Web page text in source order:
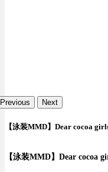
Previous Next
【泳装MMD】Dear cocoa
【泳装MMD】Dear cocoa